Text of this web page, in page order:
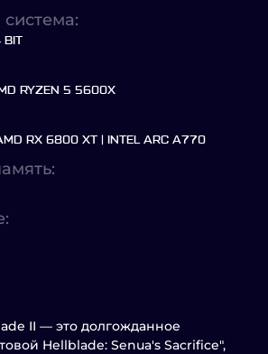
BIT
RYZEN 5 5600X
RX 6800 XT | INTEL ARC A770
II — это долгожданное
Hellblade: Senua's Sacrifice",